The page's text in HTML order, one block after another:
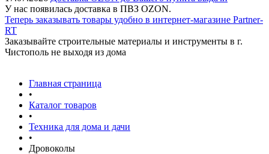
У нас появилась доставка в ПВЗ OZON.
Теперь заказывать товары удобно в интернет-магазине Partner-
RT
Заказывайте строительные материалы и инструменты в г.
Чистополь не выходя из дома
Главная страница
•
Каталог товаров
•
Техника для дома и дачи
•
Дровоколы